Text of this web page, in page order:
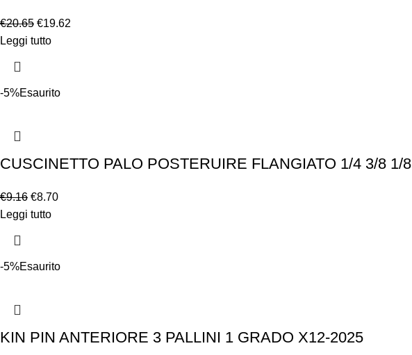
€20.65 €19.62
Leggi tutto
-5%Esaurito
CUSCINETTO PALO POSTERUIRE FLANGIATO 1/4 3/8 1/8
€9.16 €8.70
Leggi tutto
-5%Esaurito
KIN PIN ANTERIORE 3 PALLINI 1 GRADO X12-2025